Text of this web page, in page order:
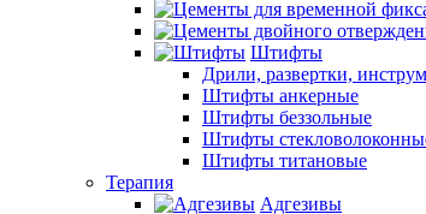
Штифты
Дрили, развертки,
Штифты анкерные
Штифты беззольные
Штифты
Штифты титановые
Терапия
Адгезивы